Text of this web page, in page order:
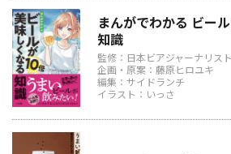
まんがでわかる ビー
知識
監修：日本ビアジャーナリス
企画・原案：藤原ヒロユキ
編集：サイドランチ
イラスト：いっさ